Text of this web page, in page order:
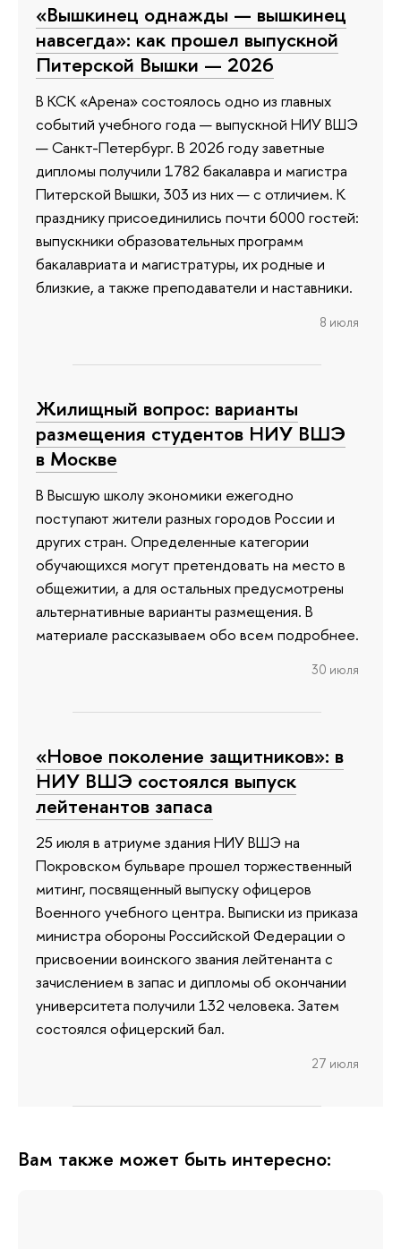
«Вышкинец однажды — вышкинец
навсегда»: как прошел выпускной
Питерской Вышки — 2026
В КСК «Арена» состоялось одно из главных
событий учебного года — выпускной НИУ ВШЭ
— Санкт-Петербург. В 2026 году заветные
дипломы получили 1782 бакалавра и магистра
Питерской Вышки, 303 из них — с отличием. К
празднику присоединились почти 6000 гостей:
выпускники образовательных программ
бакалавриата и магистратуры, их родные и
близкие, а также преподаватели и наставники.
8 июля
Жилищный вопрос: варианты
размещения студентов НИУ ВШЭ
в Москве
В Высшую школу экономики ежегодно
поступают жители разных городов России и
других стран. Определенные категории
обучающихся могут претендовать на место в
общежитии, а для остальных предусмотрены
альтернативные варианты размещения. В
материале рассказываем обо всем подробнее.
30 июля
«Новое поколение защитников»: в
НИУ ВШЭ состоялся выпуск
лейтенантов запаса
25 июля в атриуме здания НИУ ВШЭ на
Покровском бульваре прошел торжественный
митинг, посвященный выпуску офицеров
Военного учебного центра. Выписки из приказа
министра обороны Российской Федерации о
присвоении воинского звания лейтенанта с
зачислением в запас и дипломы об окончании
университета получили 132 человека. Затем
состоялся офицерский бал.
27 июля
Вам также может быть интересно: